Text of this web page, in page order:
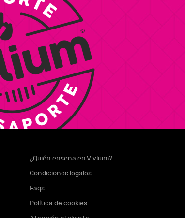
¿Quién enseña en Vivlium?
Condiciones legales
Faqs
Política de cookies